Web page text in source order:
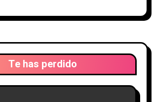
Te has perdido